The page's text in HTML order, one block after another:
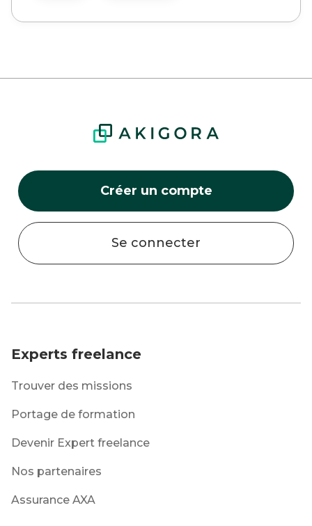
Créer un compte
Se connecter
Experts freelance
Trouver des missions
Portage de formation
Devenir Expert freelance
Nos partenaires
Assurance AXA